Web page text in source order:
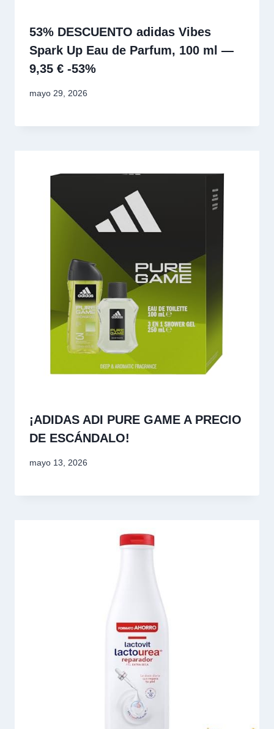
53% DESCUENTO adidas Vibes
Spark Up Eau de Parfum, 100 ml —
9,35 € -53%
mayo 29, 2026
¡ADIDAS ADI PURE GAME A PRECIO
DE ESCÁNDALO!
mayo 13, 2026